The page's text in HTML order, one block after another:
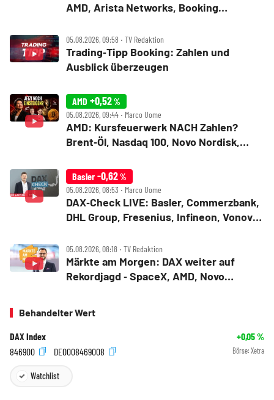
AMD, Arista Networks, Booking
05.08.2026, 09:58 ‧ TV Redaktion
Trading‑Tipp Booking: Zahlen und
Ausblick überzeugen
AMD +0,52%
05.08.2026, 09:44 ‧ Marco Uome
AMD: Kursfeuerwerk NACH Zahlen?
Brent‑Öl, Nasdaq 100, Novo Nordisk,
Basler -0,62%
05.08.2026, 08:53 ‧ Marco Uome
DAX‑Check LIVE: Basler, Commerzbank,
DHL Group, Fresenius, Infineon, Vonovia
05.08.2026, 08:18 ‧ TV Redaktion
Märkte am Morgen: DAX weiter auf
Rekordjagd ‑ SpaceX, AMD, Novo
Behandelter Wert
DAX Index +0,05%
846900
DE0008469008 Börse: Xetra
Watchlist